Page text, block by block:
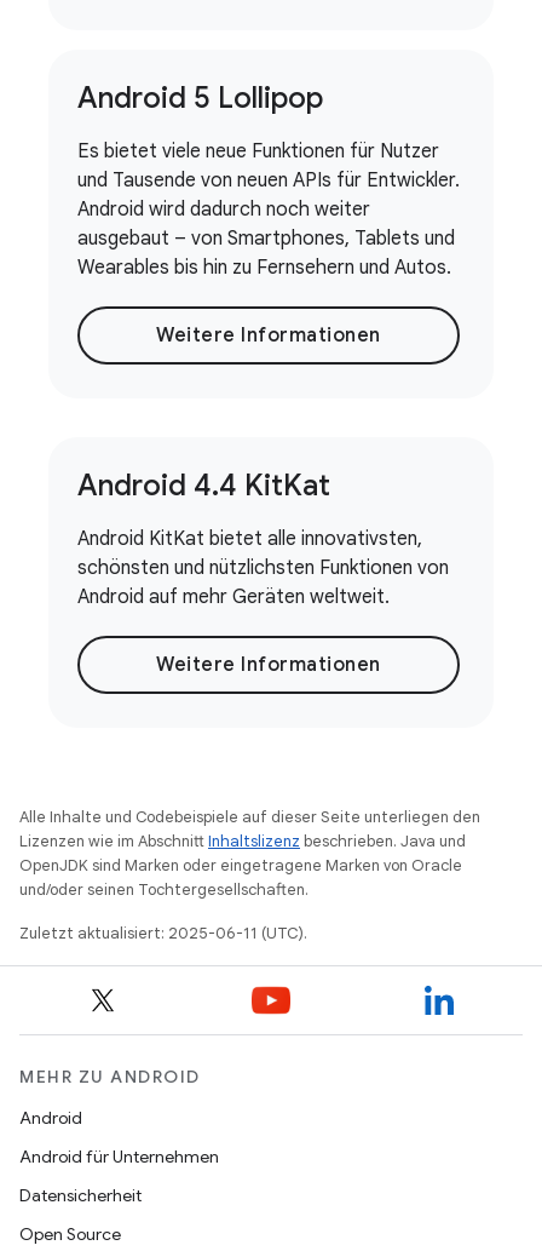
Android 5 Lollipop
Es bietet viele neue Funktionen für Nutzer
und Tausende von neuen APIs für Entwickler.
Android wird dadurch noch weiter
ausgebaut – von Smartphones, Tablets und
Wearables bis hin zu Fernsehern und Autos.
Weitere Informationen
Android 4.4 KitKat
Android KitKat bietet alle innovativsten,
schönsten und nützlichsten Funktionen von
Android auf mehr Geräten weltweit.
Weitere Informationen
Alle Inhalte und Codebeispiele auf dieser Seite unterliegen den
Lizenzen wie im AbschnittInhaltslizenz beschrieben. Java und
OpenJDK sind Marken oder eingetragene Marken von Oracle
und/oder seinen Tochtergesellschaften.
Zuletzt aktualisiert: 2025-06-11 (UTC).
MEHR ZU ANDROID
Android
Android für Unternehmen
Datensicherheit
Open Source